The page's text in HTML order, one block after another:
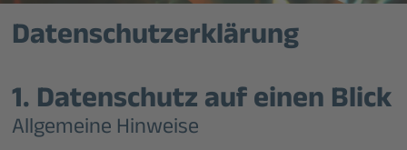
Datenschutz­erklärung
1. Datenschutz auf einen Blick
Allgemeine Hinweise